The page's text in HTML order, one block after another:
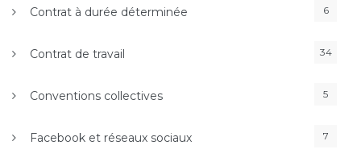
Contrat à durée déterminée 6
Contrat de travail 34
Conventions collectives 5
Facebook et réseaux sociaux 7